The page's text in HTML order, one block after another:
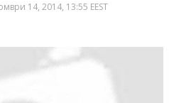
14, 2014, 13:55 EEST